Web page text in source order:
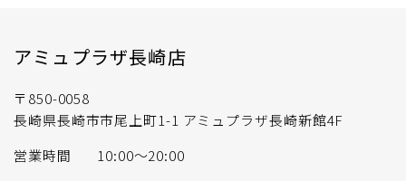
アミュプラザ長崎店
〒850-0058
長崎県長崎市市尾上町1-1 アミュプラザ長崎新館4F
営業時間
10:00～20:00